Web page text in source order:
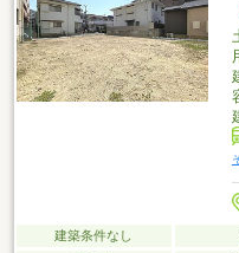
建築条件なし